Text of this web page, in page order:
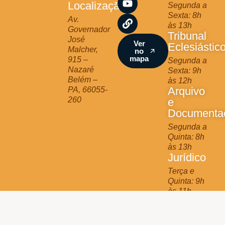
Localização
Av.
Governador
José
Malcher,
915 –
Nazaré
Belém –
PA, 66055-
260
g
r
a
m
o
o
k
b
e
Ver
no
mapa
Segunda a
Sexta: 8h
às 13h
Tribunal
Segunda a
Sexta: 9h
às 12h
Arquivo
e
Segunda a
Quinta: 8h
às 13h
Jurídico
Terça e
Quinta: 9h
às 11h